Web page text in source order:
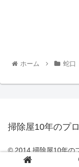
ホーム 蛇口
掃除屋10年のプ
© 2014 掃除屋10年の